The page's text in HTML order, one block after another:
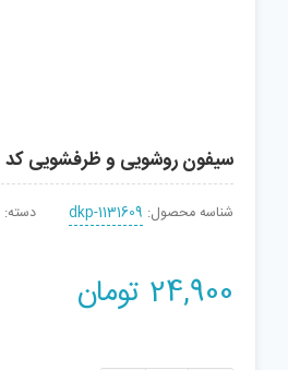
سیفون روشویی و ظرفشویی کد 2001 N
شناسه محصول: dkp-1131609 دسته:
24,900 تومان